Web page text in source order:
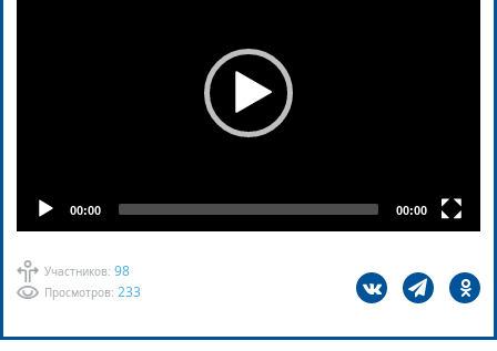
Участников: 98
Просмотров: 233
00:00 00:00